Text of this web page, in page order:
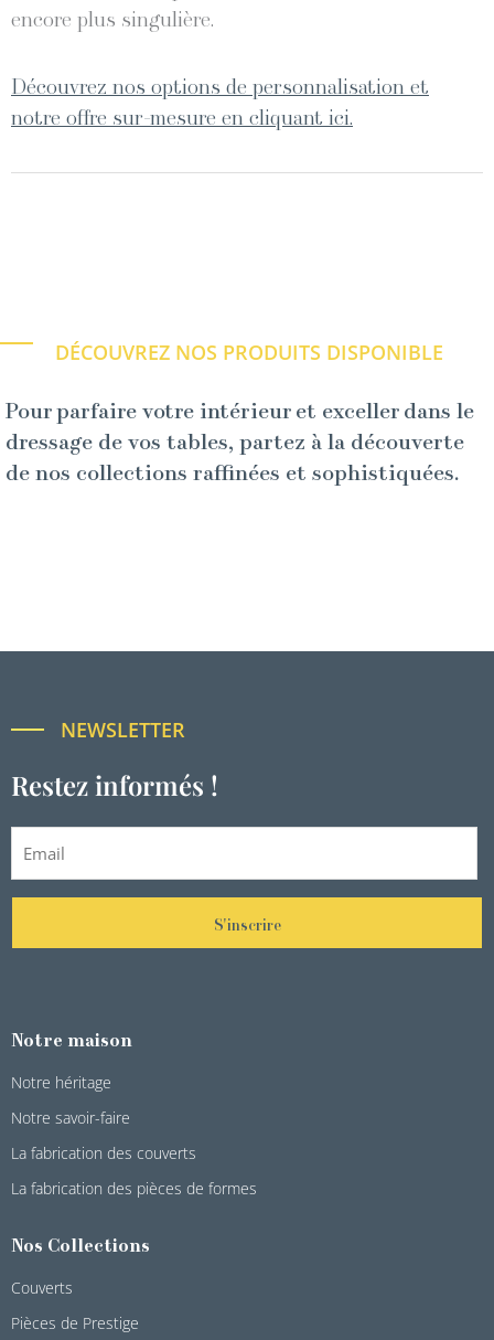
encore plus singulière.
Découvrez nos options de personnalisation et
notre offre sur-mesure en cliquant ici.
DÉCOUVREZ NOS PRODUITS DISPONIBLE
Pour parfaire votre intérieur et exceller dans le
dressage de vos tables, partez à la découverte
de nos collections raffinées et sophistiquées.
NEWSLETTER
Restez informés !
S'inscrire
Notre maison
Notre héritage
Notre savoir-faire
La fabrication des couverts
La fabrication des pièces de formes
Nos Collections
Couverts
Pièces de Prestige